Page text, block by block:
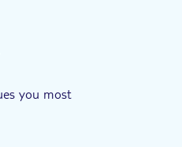
you most